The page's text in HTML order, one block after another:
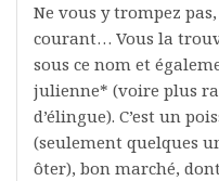
Ne vous y trompez
courant… Vous la
sous ce nom et
julienne* (voire plus
d’élingue). C’est un
(seulement quelques
ôter), bon marché,